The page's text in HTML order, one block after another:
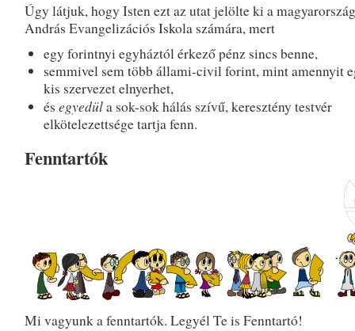
Úgy látjuk, hogy Isten ezt az utat jelölte ki a
András Evangelizációs Iskola számára, mert
egy forintnyi egyháztól érkező pénz sincs benne,
semmivel sem több állami-civil forint, mint amennyit
kis szervezet elnyerhet,
és egyedüla sok-sok hálás szívű, keresztény testvér
elkötelezettsége tartja fenn.
Fenntartók
Mi vagyunk a fenntartók. Legyél Te is Fenntartó!